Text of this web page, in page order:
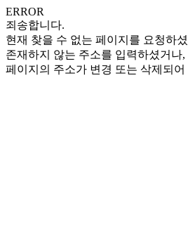
ERROR
죄송합니다.
현재 찾을 수 없는 페이지를 요청하
존재하지 않는 주소를 입력하셨거나,
페이지의 주소가 변경 또는 삭제되